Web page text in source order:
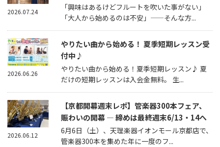
「興味はあるけどフルートを吹いた事がない」
「大人から始めるのは不安」——そんな方...
2026.07.24
やりたい曲から始める！ 夏季短期レッスン受
付中♪
やりたい曲から始める！夏季短期レッスン♪ 夏
だけの短期レッスンは入会金無料。 生...
2026.06.26
【京都開幕週末レポ】管楽器300本フェア、
賑わいの開幕 — 締めは最終週末6/13・14へ
6月6日（土）、天理楽器イオンモール京都店で、
管楽器300本を集めた年に一度のフ...
2026.06.12